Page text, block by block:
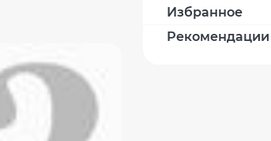
Избранное
Рекомендации